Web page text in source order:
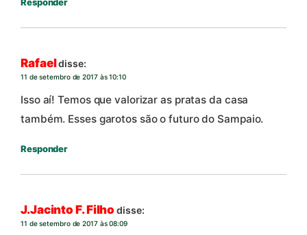
Rafaeldisse:
11 de setembro de 2017 às 10:10
Isso aí! Temos que valorizar as pratas da casa
também. Esses garotos são o futuro do Sampaio.
Responder
J.Jacinto F. Filho disse:
11 de setembro de 2017 às 08:09